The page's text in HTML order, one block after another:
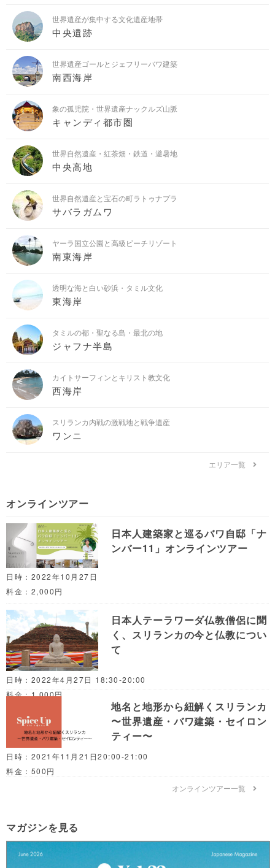
世界遺産が集中する文化遺産地帯
中央遺跡
世界遺産ゴールとジェフリーバワ建築
南西海岸
象の孤児院・世界遺産ナックルズ山脈
キャンディ都市圏
世界自然遺産・紅茶畑・鉄道・避暑地
中央高地
世界自然遺産と宝石の町ラトゥナプラ
サバラガムワ
ヤーラ国立公園と高級ビーチリゾート
南東海岸
透明な海と白い砂浜・タミル文化
東海岸
タミルの都・聖なる島・最北の地
ジャフナ半島
カイトサーフィンとキリスト教文化
西海岸
スリランカ内戦の激戦地と戦争遺産
ワンニ
エリア一覧
オンラインツアー
日本人建築家と巡るバワ自邸「ナ
ンバー11」オンラインツアー
日時：2022年10月27日
料金：2,000円
日本人テーラワーダ仏教僧侶に聞
く、スリランカの今と仏教につい
て
日時：2022年4月27日 18:30-20:00
料金：1,000円
地名と地形から紐解くスリランカ
〜世界遺産・バワ建築・セイロン
ティー〜
日時：2021年11月21日20:00-21:00
料金：500円
オンラインツアー一覧
マガジンを見る